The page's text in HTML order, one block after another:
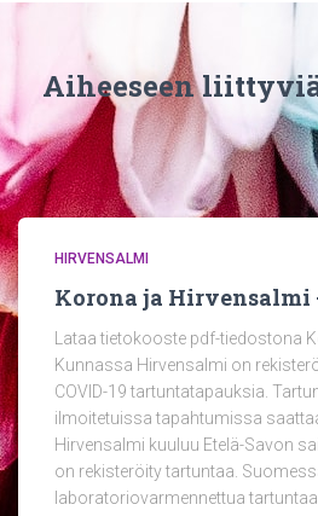
Aiheeseen
HIRVENSALMI
Korona ja
Lataa tietokooste pdf-tiedostona
Kunnassa Hirvensalmi on
COVID-19 tartuntatapauksia.
ilmoitetuissa tapahtumissa
Hirvensalmi kuuluu Etelä-Savon
on rekisteröity tartuntaa.
laboratoriovarmennettua